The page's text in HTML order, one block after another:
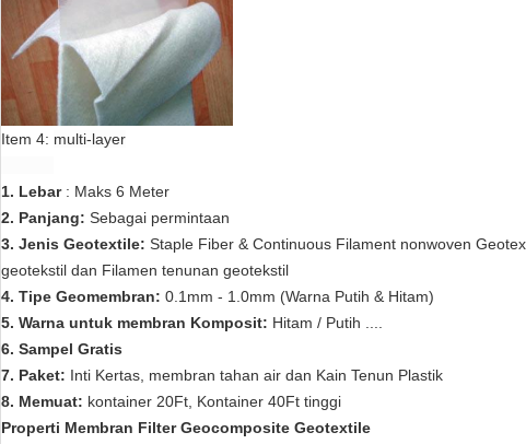
Item 4: multi-layer
1. Lebar: Maks 6 Meter
2. Panjang: Sebagai permintaan
3. Jenis Geotextile: Staple Fiber & Continuous Filament nonwoven
geotekstil dan Filamen tenunan geotekstil
4. Tipe Geomembran: 0.1mm - 1.0mm (Warna Putih & Hitam)
5. Warna untuk membran Komposit: Hitam / Putih ....
6. Sampel Gratis
7. Paket: Inti Kertas, membran tahan air dan Kain Tenun Plastik
8. Memuat: kontainer 20Ft, Kontainer 40Ft tinggi
Properti Membran Filter Geocomposite Geotextile